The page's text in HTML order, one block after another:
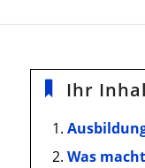
Ihr
Was